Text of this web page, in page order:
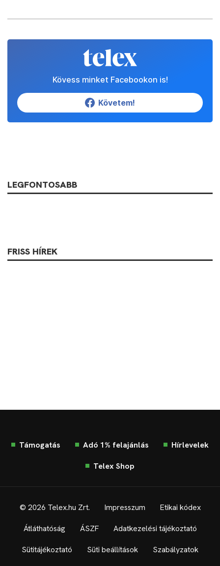
Kövess minket Facebookon is!
Követem!
LEGFONTOSABB
FRISS HÍREK
Támogatás Adó 1% felajánlás Hírlevelek
Telex Shop
© 2026 Telex.hu Zrt. Impresszum Etikai kódex
Átláthatóság ÁSZF Adatkezelési tájékoztató
Sütitájékoztató Süti beállítások Szabályzatok